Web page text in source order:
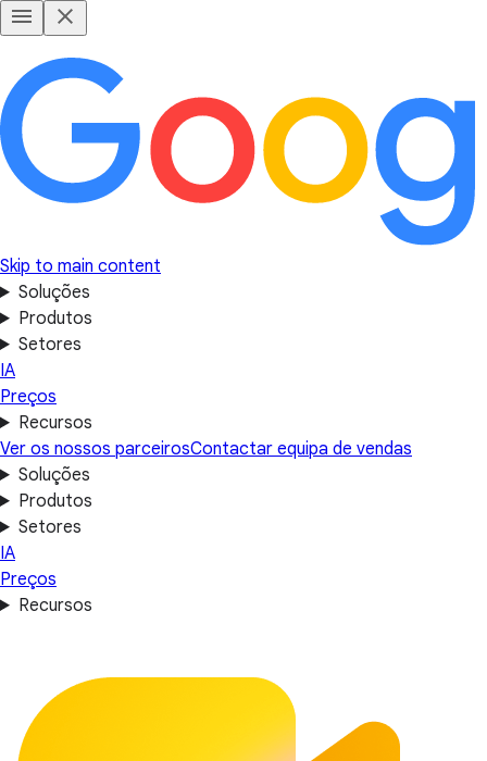
Skip to main content
Soluções
Produtos
Setores
IA
Preços
Recursos
Ver os nossos parceirosContactar equipa de vendas
Soluções
Produtos
Setores
IA
Preços
Recursos